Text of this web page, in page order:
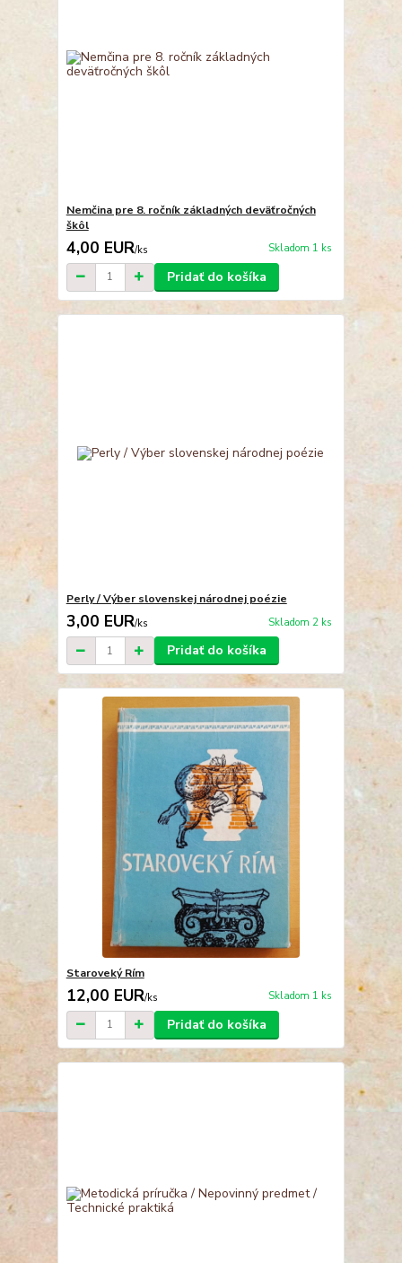
Nemčina pre 8. ročník základných deväťročných
škôl
4,00 EUR/ks Skladom 1 ks
Pridať do košíka
Perly / Výber slovenskej národnej poézie
3,00 EUR/ks Skladom 2 ks
Pridať do košíka
Staroveký Rím
12,00 EUR/ks Skladom 1 ks
Pridať do košíka